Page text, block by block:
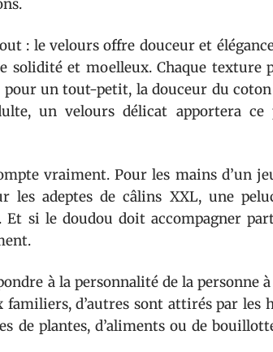
: le velours offre douceur et
solidité et moelleux. Chaque texture
pour un tout-petit, la douceur du
un velours délicat apportera
vraiment. Pour les mains d’un
les adeptes de câlins XXL, une
Et si le doudou doit accompagner
à la personnalité de la personne
d’autres sont attirés par les
de plantes, d’aliments ou de